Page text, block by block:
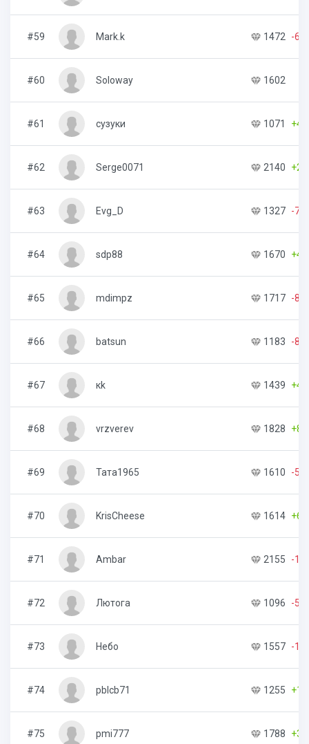
#59 Mark.k 1472 -66
#60 Soloway 1602
#61 сузуки 1071 +45
#62 Serge0071 2140
#63 Evg_D 1327 -79
#64 sdp88 1670 +45
#65 mdimpz 1717 -81
#66 batsun 1183 -83
#67 кk 1439 +43
#68 vrzverev 1828
#69 Тата1965 1610 -57
#70 KrisCheese 1614
#71 Ambar 2155 -13
#72 Лютога 1096 -50
#73 Небо 1557 -15
#74 pblcb71 1255
#75 pmi777 1788 +34